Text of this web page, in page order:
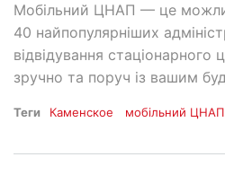
Мобільний ЦНАП — це
40 найпопулярніших
відвідування
зручно та поруч із вашим
Теги Каменское мобільний ЦНАП